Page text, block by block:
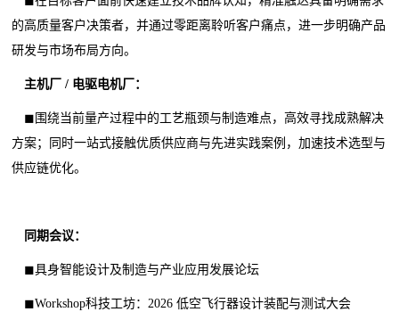
的高质量客户决策者，并通过零距离聆听客户痛点，进一步明确产品
研发与市场布局方向。
主机厂 / 电驱电机厂：
◼围绕当前量产过程中的工艺瓶颈与制造难点，高效寻找成熟解决
方案；同时一站式接触优质供应商与先进实践案例，加速技术选型与
供应链优化。
同期会议：
◼具身智能设计及制造与产业应用发展论坛
◼Workshop科技工坊：2026 低空飞行器设计装配与测试大会